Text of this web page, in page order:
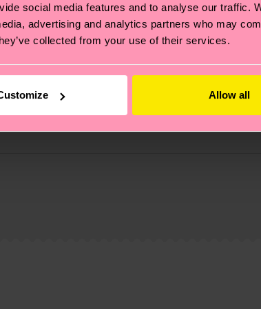
social media features and to analyse our traffic.
advertising and analytics partners who may
collected from your use of their services.
Allow all
alle certificazioni, ma include filiere etiche,